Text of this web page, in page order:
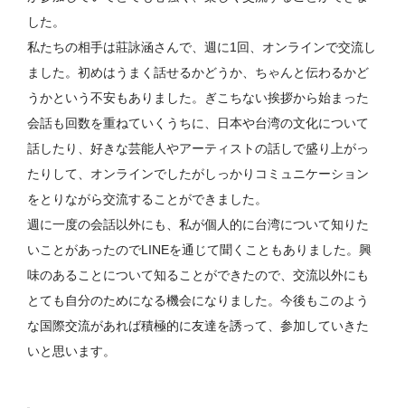
した。
私たちの相手は莊詠涵さんで、週に1回、オンラインで交流し
ました。初めはうまく話せるかどうか、ちゃんと伝わるかど
うかという不安もありました。ぎこちない挨拶から始まった
会話も回数を重ねていくうちに、日本や台湾の文化について
話したり、好きな芸能人やアーティストの話しで盛り上がっ
たりして、オンラインでしたがしっかりコミュニケーション
をとりながら交流することができました。
週に一度の会話以外にも、私が個人的に台湾について知りた
いことがあったのでLINEを通じて聞くこともありました。興
味のあることについて知ることができたので、交流以外にも
とても自分のためになる機会になりました。今後もこのよう
な国際交流があれば積極的に友達を誘って、参加していきた
いと思います。